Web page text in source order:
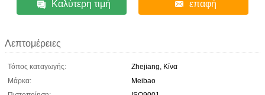
Καλύτερη τιμή επαφή
Λεπτομέρειες
Τόπος καταγωγής:
Zhejiang, Κίνα
Μάρκα:
Meibao